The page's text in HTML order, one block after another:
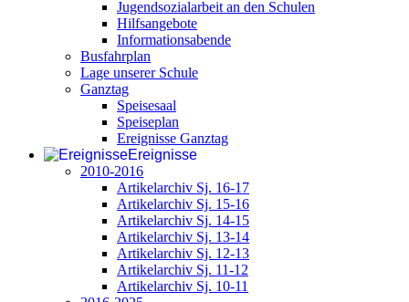
Jugendsozialarbeit an den Schulen
Hilfsangebote
Informationsabende
Busfahrplan
Lage unserer Schule
Ganztag
Speisesaal
Speiseplan
Ereignisse Ganztag
Ereignisse
2010-2016
Artikelarchiv Sj. 16-17
Artikelarchiv Sj. 15-16
Artikelarchiv Sj. 14-15
Artikelarchiv Sj. 13-14
Artikelarchiv Sj. 12-13
Artikelarchiv Sj. 11-12
Artikelarchiv Sj. 10-11